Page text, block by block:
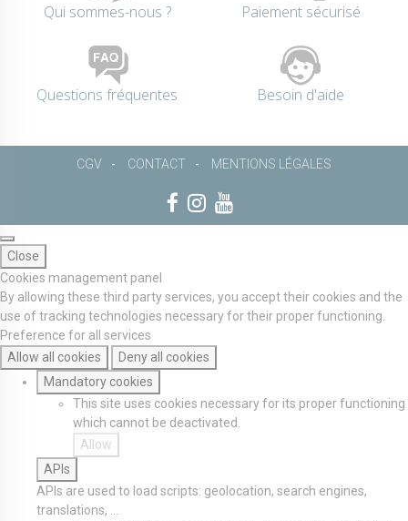
Qui sommes-nous ? Paiement sécurisé
Questions fréquentes Besoin d'aide
CGV CONTACT MENTIONS LÉGALES
Close
Cookies management panel
By allowing these third party services, you accept their cookies and the
use of tracking technologies necessary for their proper functioning.
Preference for all services
Allow all cookies
Deny all cookies
Mandatory cookies
This site uses cookies necessary for its proper functioning
which cannot be deactivated.
Allow
APIs
APIs are used to load scripts: geolocation, search engines,
translations, ...